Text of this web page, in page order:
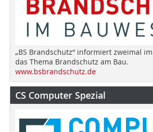
„BS Brandschutz“ informiert zweimal
das Thema Brandschutz am Bau.
www.bsbrandschutz.de
CS Computer Spezial